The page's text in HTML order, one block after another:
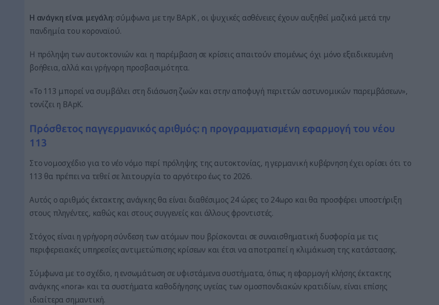
Η ανάγκη είναι μεγάλη: σύμφωνα με την BApK , οι ψυχικές ασθένειες έχουν αυξηθεί μαζικά μετά την
πανδημία του κοροναϊού.
Η πρόληψη των αυτοκτονιών και η παρέμβαση σε κρίσεις απαιτούν επομένως όχι μόνο εξειδικευμένη
βοήθεια, αλλά και γρήγορη προσβασιμότητα.
«Το 113 μπορεί να συμβάλει στη διάσωση ζωών και στην αποφυγή περιττών αστυνομικών παρεμβάσεων»,
τονίζει η BApK.
Πρόσθετος παγγερμανικός αριθμός: η προγραμματισμένη εφαρμογή του νέου
113
Στο νομοσχέδιο για το νέο νόμο περί πρόληψης της αυτοκτονίας, η γερμανική κυβέρνηση έχει ορίσει ότι το
113 θα πρέπει να τεθεί σε λειτουργία το αργότερο έως το 2026.
Αυτός ο αριθμός έκτακτης ανάγκης θα είναι διαθέσιμος 24 ώρες το 24ωρο και θα προσφέρει υποστήριξη
στους πληγέντες, καθώς και στους συγγενείς και άλλους φροντιστές.
Στόχος είναι η γρήγορη σύνδεση των ατόμων που βρίσκονται σε συναισθηματική δυσφορία με τις
περιφερειακές υπηρεσίες αντιμετώπισης κρίσεων και έτσι να αποτραπεί η κλιμάκωση της κατάστασης.
Σύμφωνα με το σχέδιο, η ενσωμάτωση σε υφιστάμενα συστήματα, όπως η εφαρμογή κλήσης έκτακτης
ανάγκης «nora» και τα συστήματα καθοδήγησης υγείας των ομοσπονδιακών κρατιδίων, είναι επίσης
ιδιαίτερα σημαντική.